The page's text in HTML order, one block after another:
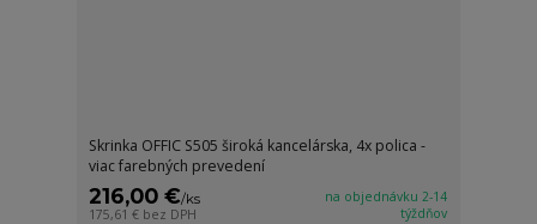
Skrinka OFFIC S505 široká kancelárska, 4x polica -
viac farebných prevedení
216,00 €/ks
175,61 € bez DPH
na objednávku 2-14
týždňov